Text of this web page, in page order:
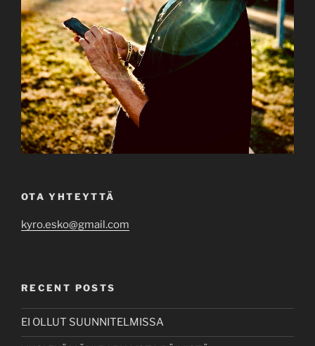
OTA YHTEYTTÄ
kyro.esko@gmail.com
RECENT POSTS
EI OLLUT SUUNNITELMISSA